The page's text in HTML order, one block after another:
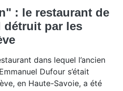
: le restaurant de
détruit par les
dans lequel l’ancien
Dufour s’était
en Haute-Savoie, a été